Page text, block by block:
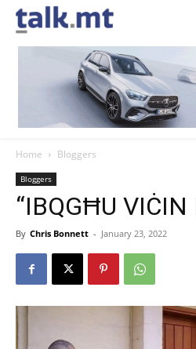
Home Bloggers
Bloggers
“IBQGĦU VIĊIN
By Chris Bonnett - January 23, 2022